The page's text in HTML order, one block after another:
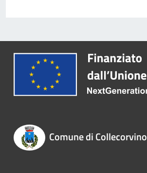
Comune di Collecorvino